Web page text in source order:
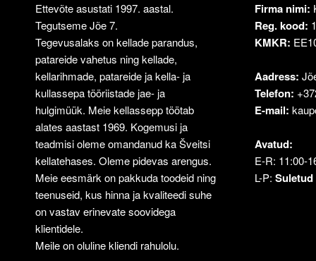
Ettevõte asustati 1997. aastal.
Tegutseme Jõe 7.
Tegevusalaks on kellade parandus,
patareide vahetus ning kellade,
kellarihmade, patareide ja kella- ja
kullassepa tööriistade jae- ja
hulgimüük. Meie kellassepp töötab
alates aastast 1969. Kogemusi ja
teadmisi oleme omandanud ka Šveitsi
kellatehases. Oleme pidevas arengus.
Meie eesmärk on pakkuda toodeid ning
teenuseid, kus hinna ja kvaliteedi suhe
on vastav erinevate soovidega
klientidele.
Meile on oluline kliendi rahulolu.
Firma nimi:
Reg. kood:
KMKR:
Aadress:
Telefon:
E-mail:
Avatud:
E-R: 11:00-
L-P: Suletud